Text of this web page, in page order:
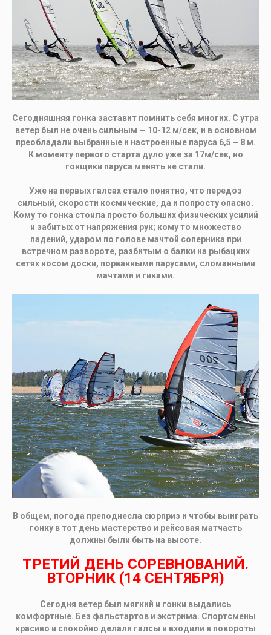
Сегодняшняя гонка заставит помнить себя многих. С утра
ветер был не очень сильным — 10-12 м/сек, и в основном
преобладали выбранные и настроенные паруса 6,5 – 8 м.
К моменту первого старта дуло уже за 17м/сек, но
гонщики паруса менять не стали.
Уже на первых галсах стало понятно, что передоз
сильный, скорости космические, да и попросту опасно.
Кому то гонка стоила просто больших физических усилий
и забитых от напряжения рук; кому то множество
падений, ударом по голове мачтой соперника при
встречном развороте, разбитым о балки на рыбацких
сетях носом доски, порванными парусами, сломанными
мачтами и гиками.
В общем, погода преподнесла сюрприз и чтобы выиграть
гонку в тот день мастерство и рейсовая матчасть
должны были быть на высоте.
ТРЕТИЙ ДЕНЬ СОРЕВНОВАНИЙ.
ВТОРНИК (14 СЕНТЯБРЯ)
Сегодня ветер был мягкий и гонки выдались
комфортные. Без фальстартов и экстрима. Спортсмены
красиво и спокойно делали галсы и входили в повороты